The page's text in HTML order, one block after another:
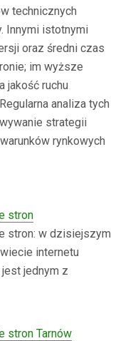
technicznych
Innymi istotnymi
oraz średni czas
im wyższe
jakość ruchu
analiza tych
strategii
rynkowych
stron
stron: w dzisiejszym
internetu
jednym z
stron Tarnów